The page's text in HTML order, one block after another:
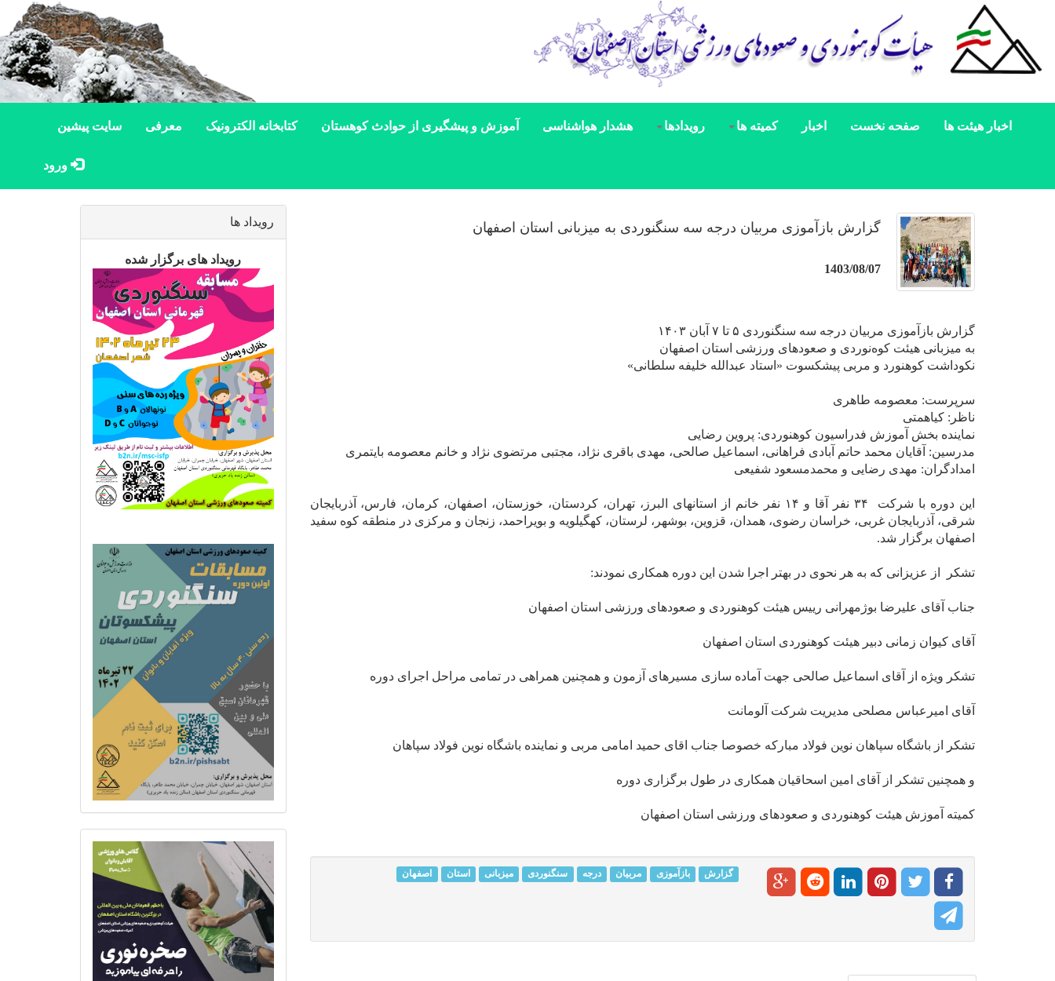
اخبار هیئت ها صفحه نخست اخبار کمیته ها رویدادها هشدار هواشناسی آموزش و پیشگیری از حوادث کوهستان کتابخانه الکترونیک معرفی سایت پیشین
ورود
گزارش بازآموزی مربیان درجه سه سنگنوردی به میزبانی استان اصفهان
1403/08/07
گزارش بازآموزی مربیان درجه سه سنگنوردی ۵ تا ۷ آبان ۱۴۰۳
به میزبانی هیئت کوه‌نوردی و صعودهای ورزشی استان اصفهان
نکوداشت کوهنورد و مربی پیشکسوت «استاد عبدالله خلیفه سلطانی»
سرپرست: معصومه طاهری
ناظر: کیاهمتی
نماینده بخش آموزش فدراسیون کوهنوردی: پروین رضایی
مدرسین: آقایان محمد حاتم آبادی فراهانی، اسماعیل صالحی، مهدی باقری نژاد، مجتبی مرتضوی نژاد و خانم معصومه بایتمری
امدادگران: مهدی رضایی و محمدمسعود شفیعی
این دوره با شرکت ۳۴ نفر آقا و ۱۴ نفر خانم از استانهای البرز، تهران، کردستان، خوزستان، اصفهان، کرمان، فارس، آذربایجان
شرقی، آذربایجان غربی، خراسان رضوی، همدان، قزوین، بوشهر، لرستان، کهگیلویه و بویراحمد، زنجان و مرکزی در منطقه کوه سفید
اصفهان برگزار شد.
تشکر از عزیزانی که به هر نحوی در بهتر اجرا شدن این دوره همکاری نمودند:
جناب آقای علیرضا بوژمهرانی رییس هیئت کوهنوردی و صعودهای ورزشی استان اصفهان
آقای کیوان زمانی دبیر هیئت کوهنوردی استان اصفهان
تشکر ویژه از آقای اسماعیل صالحی جهت آماده سازی مسیرهای آزمون و همچنین همراهی در تمامی مراحل اجرای دوره
آقای امیرعباس مصلحی مدیریت شرکت آلومانت
تشکر از باشگاه سپاهان نوین فولاد مبارکه خصوصا جناب اقای حمید امامی مربی و نماینده باشگاه نوین فولاد سپاهان
و همچنین تشکر از آقای امین اسحاقیان‌ همکاری در طول برگزاری دوره
کمیته آموزش هیئت کوهنوردی و صعودهای ورزشی استان اصفهان
گزارش بازآموزی مربیان درجه سنگنوردی میزبانی استان اصفهان
رویداد ها
رویداد های برگزار شده